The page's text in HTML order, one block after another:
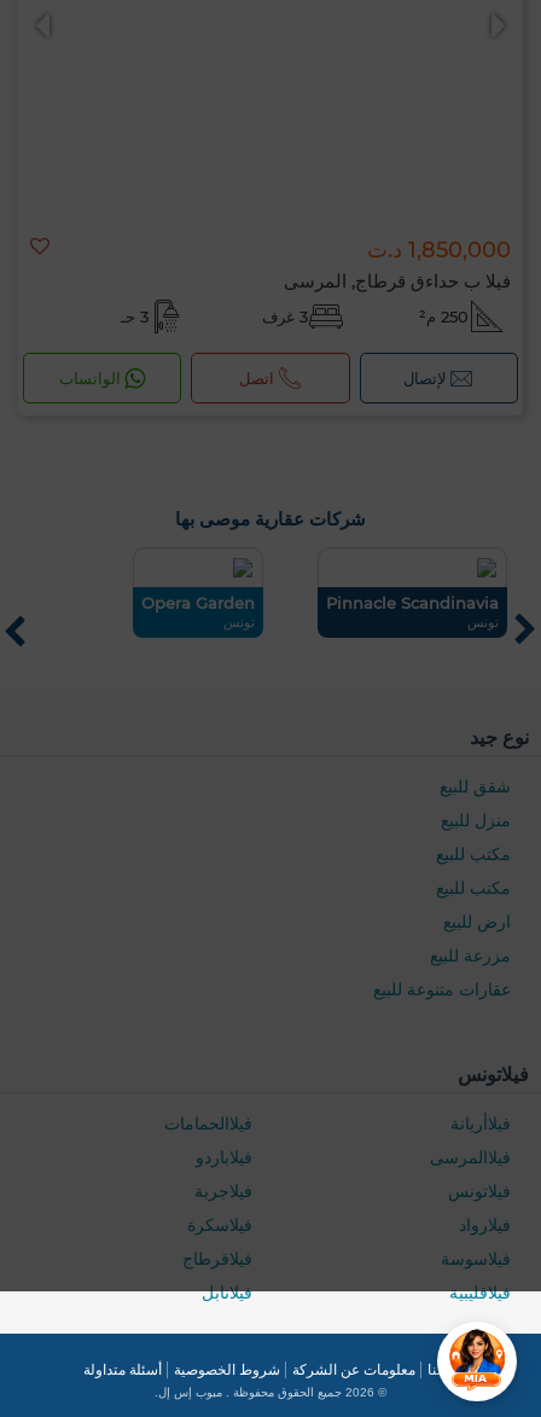
1,850,000 د.ت
فيلا ب حداءق قرطاج, المرسى
250 م² 3 غرف 3 حـ
لإتصال اتصل الواتساب
شركات عقارية موصى بها
Pinnacle Scandinavia
تونس
Opera Garden
تونس
نوع جيد
شقق للبيع
منزل للبيع
مكتب للبيع
مكتب للبيع
ارض للبيع
مزرعة للبيع
عقارات متنوعة للبيع
فيلاتونس
فيلاأريانة
فيلاالحمامات
فيلاالمرسى
فيلاباردو
فيلاتونس
فيلاجربة
فيلارواد
فيلاسكرة
فيلاسوسة
فيلاقرطاج
فيلاقليبية
فيلانابل
راسلنا معلومات عن الشركة شروط الخصوصية أسئلة متداولة
© 2026 جميع الحقوق محفوظة . مبوب إس إل.